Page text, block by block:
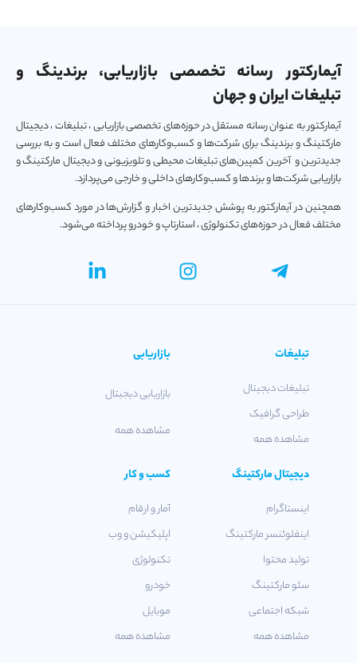
آیمارکتور رسانه تخصصی بازاریابی، برندینگ و
تبلیغات ایران و جهان
آیمارکتور به عنوان رسانه مستقل در حوزه‌های تخصصی بازاریابی ، تبلیغات ، دیجیتال
مارکتینگ و برندینگ برای شرکت‌ها و کسب‌و‌کارهای مختلف فعال است و به بررسی
جدیدترین و آخرین کمپین‌های تبلیغات محیطی و تلویزیونی و دیجیتال مارکتینگ و
بازاریابی شرکت‌ها و برندها و کسب‌و‌کارهای داخلی و خارجی می‌پردازد.
همچنین در آیمارکتور به پوشش جدیدترین اخبار و گزارش‌ها در مورد کسب‌و‎کارهای
مختلف فعال در حوزه‌های تکنولوژی ، استارتاپ و خودرو پرداخته می‌شود.
تبلیغات
تبلیغات دیجیتال
طراحی گرافیک
مشاهده همه
بازاریابی
بازاریابی دیجیتال
مشاهده همه
دیجیتال مارکتینگ
اینستاگرام
اینفلوئنسر مارکتینگ
تولید محتوا
سئو مارکتینگ
شبکه اجتماعی
مشاهده همه
کسب و کار
آمار و ارقام
اپلیکیشن و وب
تکنولوژی
خودرو
موبایل
مشاهده همه